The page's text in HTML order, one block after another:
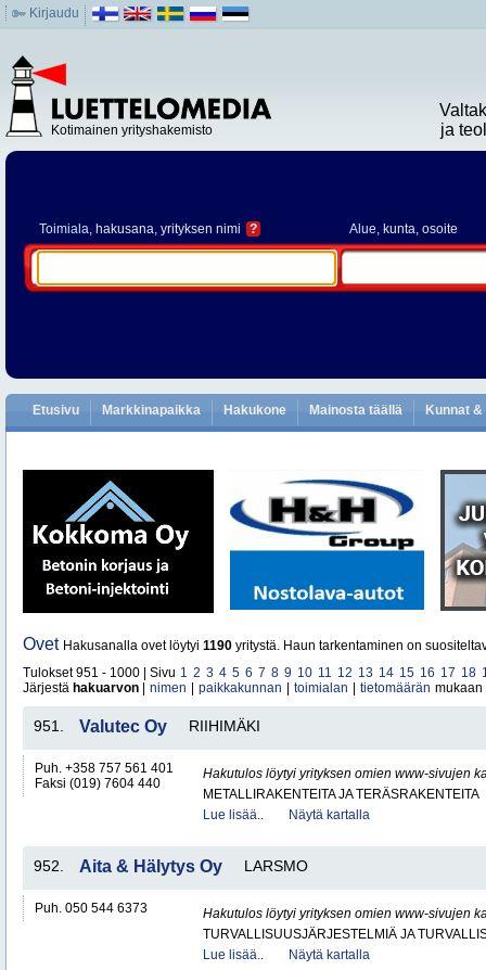
Kirjaudu
Kotimainen yrityshakemisto
ja
Toimiala, hakusana, yrityksen nimi ? Alue, kunta, osoite
Etusivu Markkinapaikka Hakukone Mainosta täällä Kunnat
Ovet Hakusanalla ovet löytyi 1190 yritystä. Haun tarkentaminen on
Tulokset 951 - 1000 | Sivu 1 2 3 4 5 6 7 8 9 10 11 12 13 14 15 16 17 18
Järjestä hakuarvon nimen paikkakunnan toimialan tietomäärän mukaan
951. Valutec Oy RIIHIMÄKI
Puh. +358 757 561 401
Faksi (019) 7604 440
Hakutulos löytyi yrityksen omien www-sivujen
METALLIRAKENTEITA JA TERÄSRAKENTEITA
Lue lisää..
Näytä kartalla
952. Aita & Hälytys Oy LARSMO
Puh. 050 544 6373
Hakutulos löytyi yrityksen omien www-sivujen
TURVALLISUUSJÄRJESTELMIÄ JA
Lue lisää..
Näytä kartalla